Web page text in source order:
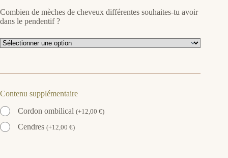
Combien de mèches de cheveux différentes souhaites-tu avoir
dans le pendentif ?
Contenu supplémentaire
Cordon ombilical (+12,00 €)
Cendres (+12,00 €)